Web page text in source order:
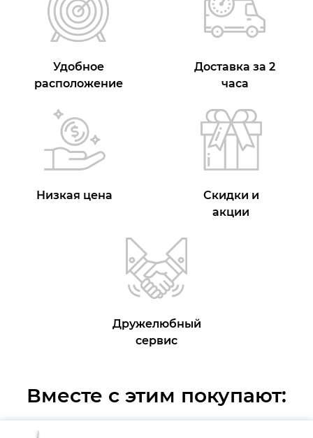
Удобное
расположение
Доставка за 2
часа
Низкая цена
Скидки и
акции
Дружелюбный
сервис
Вместе с этим покупают: